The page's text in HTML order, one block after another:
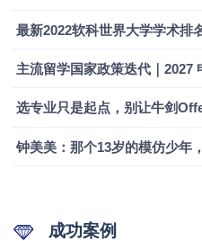
最新2022软科世界大学学术排
主流留学国家政策迭代｜2027
选专业只是起点，别让牛剑
成功案例